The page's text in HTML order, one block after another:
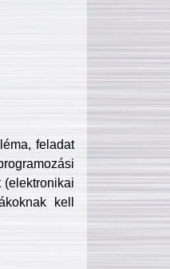
feladat
(elektronikai
kell